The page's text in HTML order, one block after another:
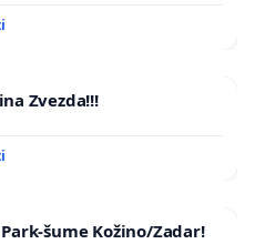
Zvezda!!!
šume Kožino/Zadar!